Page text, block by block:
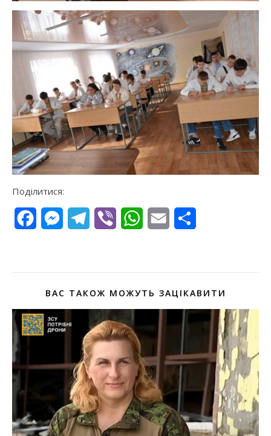
Поділитися:
FacebookMessengerTelegram
Viber WhatsApp
Email
ВАС ТАКОЖ МОЖУТЬ ЗАЦІКАВИТИ